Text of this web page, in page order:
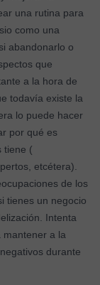
una rutina para
como una
abandonarlo o
que
a la hora de
todavía existe la
lo puede hacer
por qué es
tiene (
etcétera).
de los
tienes un negocio
Intenta
mantener a la
durante